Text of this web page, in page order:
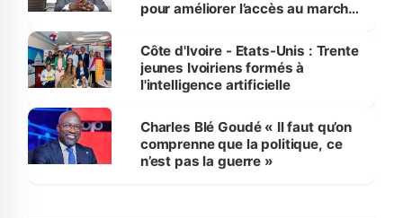
pour améliorer l’accès au marché
Côte d'Ivoire - Etats-Unis : Trente
jeunes Ivoiriens formés à
l'intelligence artificielle
Charles Blé Goudé « Il faut qu’on
comprenne que la politique, ce
n’est pas la guerre »